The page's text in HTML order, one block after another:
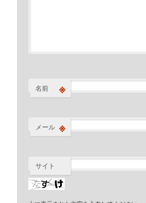
名前 ※
メール ※
サイト